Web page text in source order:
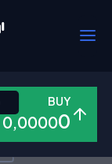
BUY
0,00000